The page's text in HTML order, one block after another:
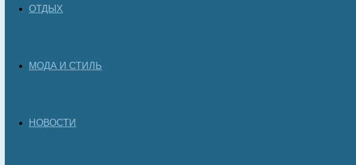
ОТДЫХ
МОДА И СТИЛЬ
НОВОСТИ